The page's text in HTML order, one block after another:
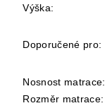
Výška:
Doporučené pro:
Nosnost matrace:
Rozměr matrace: